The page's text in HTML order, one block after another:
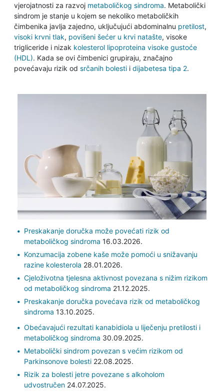
vjerojatnosti za razvoj metaboličkog sindroma. Metabolički
sindrom je stanje u kojem se nekoliko metaboličkih
čimbenika javlja zajedno, uključujući abdominalnu pretilost,
visoki krvni tlak, povišeni šećer u krvi natašte, visoke
trigliceride i nizak kolesterol lipoproteina visoke gustoće
(HDL). Kada se ovi čimbenici grupiraju, značajno
povećavaju rizik od srčanih bolestii dijabetesa tipa 2.
Preskakanje doručka može povećati rizik od
metaboličkog sindroma 16.03.2026.
Konzumacija zobene kaše može pomoći u snižavanju
razine kolesterola 28.01.2026.
Cjeloživotna tjelesna aktivnost povezana s nižim rizikom
od metaboličkog sindroma 21.12.2025.
Preskakanje doručka povećava rizik od metaboličkog
sindroma 13.10.2025.
Obećavajući rezultati kanabidiola u liječenju pretilosti i
metaboličkog sindroma 30.09.2025.
Metabolički sindrom povezan s većim rizikom od
Parkinsonove bolesti22.08.2025.
Rizik za bolesti jetre povezane s alkoholom
udvostručen24.07.2025.